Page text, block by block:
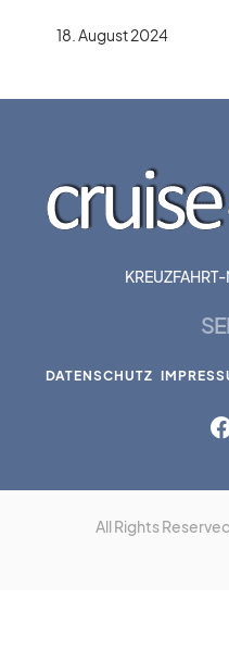
18. August 2024
DATENSCHUTZ
All Rights